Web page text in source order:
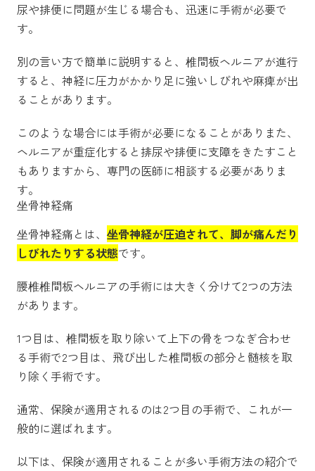
尿や排便に問題が生じる場合も、迅速に手術が必要で
す。
別の言い方で簡単に説明すると、椎間板ヘルニアが進行
すると、神経に圧力がかかり足に強いしびれや麻痺が出
ることがあります。
このような場合には手術が必要になることがありまた、
ヘルニアが重症化すると排尿や排便に支障をきたすこと
もありますから、専門の医師に相談する必要がありま
す。
坐骨神経痛
坐骨神経痛とは、 坐骨神経が圧迫されて、脚が痛んだり
しびれたりする状態です。
腰椎椎間板ヘルニアの手術には大きく分けて2つの方法
があります。
1つ目は、椎間板を取り除いて上下の骨をつなぎ合わせ
る手術で2つ目は、飛び出した椎間板の部分と髄核を取
り除く手術です。
通常、保険が適用されるのは2つ目の手術で、これが一
般的に選ばれます。
以下は、保険が適用されることが多い手術方法の紹介で